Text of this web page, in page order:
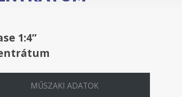
1:4”
MŰSZAKI ADATOK